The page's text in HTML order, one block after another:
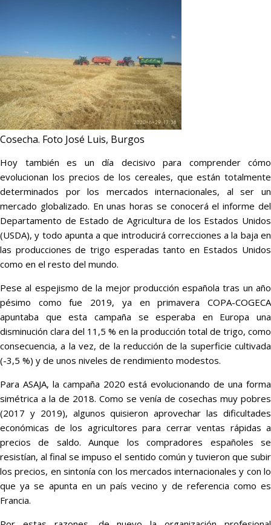
Cosecha. Foto José Luis, Burgos
Hoy también es un día decisivo para comprender cómo
evolucionan los precios de los cereales, que están totalmente
determinados por los mercados internacionales, al ser un
mercado globalizado. En unas horas se conocerá el informe del
Departamento de Estado de Agricultura de los Estados Unidos
(USDA), y todo apunta a que introducirá correcciones a la baja en
las producciones de trigo esperadas tanto en Estados Unidos
como en el resto del mundo.
Pese al espejismo de la mejor producción española tras un año
pésimo como fue 2019, ya en primavera COPA-COGECA
apuntaba que esta campaña se esperaba en Europa una
disminución clara del 11,5 % en la producción total de trigo, como
consecuencia, a la vez, de la reducción de la superficie cultivada
(-3,5 %) y de unos niveles de rendimiento modestos.
Para ASAJA, la campaña 2020 está evolucionando de una forma
simétrica a la de 2018. Como se venía de cosechas muy pobres
(2017 y 2019), algunos quisieron aprovechar las dificultades
económicas de los agricultores para cerrar ventas rápidas a
precios de saldo. Aunque los compradores españoles se
resistían, al final se impuso el sentido común y tuvieron que subir
los precios, en sintonía con los mercados internacionales y con lo
que ya se apunta en un país vecino y de referencia como es
Francia.